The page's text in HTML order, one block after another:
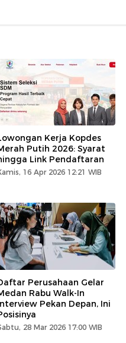
Kerja Kopdes
Putih 2026: Syarat
Link Pendaftaran
16 Apr 2026 12:21 WIB
Perusahaan Gelar
Rabu Walk-In
Pekan Depan, Ini
28 Mar 2026 17:00 WIB